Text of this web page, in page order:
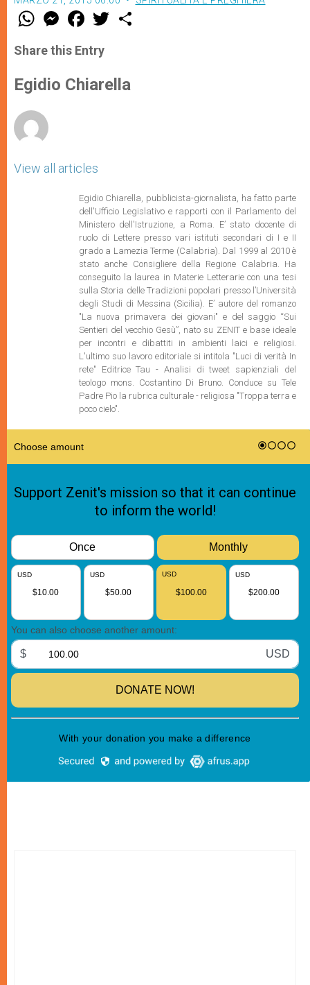
W
t
s
p
p
M
e
s
e
g
e
F
a
e
b
o
k
w
r
Share this Entry
Egidio Chiarella
View all articles
Egidio Chiarella, pubblicista-giornalista, ha fatto parte
dell'Ufficio Legislativo e rapporti con il Parlamento del
Ministero dell'Istruzione, a Roma. E’ stato docente di
ruolo di Lettere presso vari istituti secondari di I e II
grado a Lamezia Terme (Calabria). Dal 1999 al 2010 è
stato anche Consigliere della Regione Calabria. Ha
conseguito la laurea in Materie Letterarie con una tesi
sulla Storia delle Tradizioni popolari presso l’Università
degli Studi di Messina (Sicilia). E’ autore del romanzo
"La nuova primavera dei giovani" e del saggio “Sui
Sentieri del vecchio Gesù”, nato su ZENIT e base ideale
per incontri e dibattiti in ambienti laici e religiosi.
L'ultimo suo lavoro editoriale si intitola "Luci di verità In
rete" Editrice Tau - Analisi di tweet sapienziali del
teologo mons. Costantino Di Bruno. Conduce su Tele
Padre Pio la rubrica culturale - religiosa "Troppa terra e
poco cielo".